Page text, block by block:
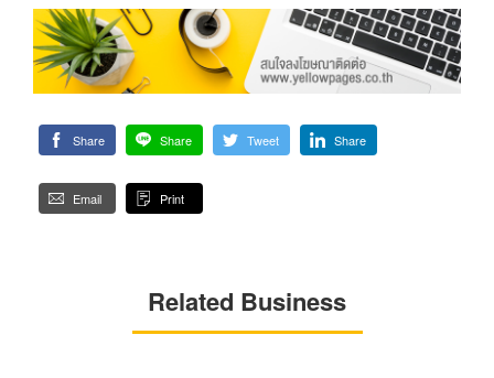
Share Share Tweet Share
Email Print
Related Business